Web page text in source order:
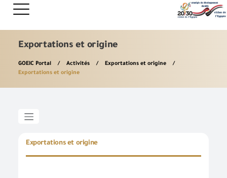
Exportations et origine
GOEIC Portal Activités
Exportations et origine
Exportations et origine
Exportations et origine